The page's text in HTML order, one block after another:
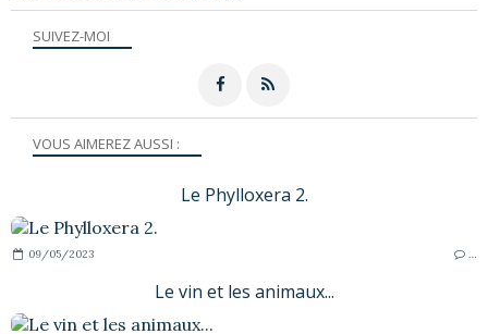
SUIVEZ-MOI
VOUS AIMEREZ AUSSI :
Le Phylloxera 2.
09/05/2023
Le vin et les animaux...